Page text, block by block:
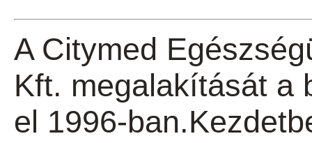
A Citymed
Kft. megalakítását a
el 1996-